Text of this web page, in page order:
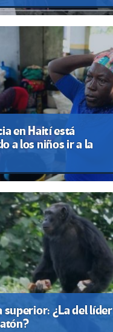
en Haití está
a los niños ir a la
superior: ¿La del líder